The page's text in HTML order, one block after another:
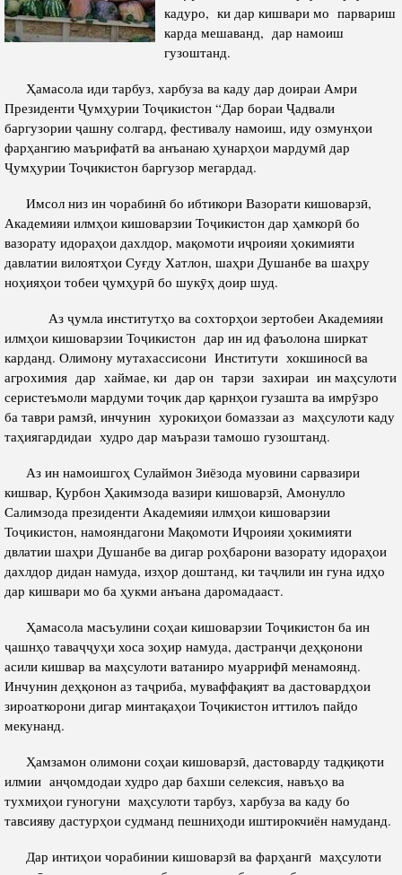
Салоҳият
Тарҷумаи ҳол
Мақолаҳо
Хадамоти матбуот
Сохтори Институт
Роҳбарон ва кормандон
кадуро, ки дар кишвари мо парвариш
карда мешаванд, дар намоиш
гузоштанд.
Ҳамасола иди тарбуз, харбуза ва каду дар доираи Амри
Президенти Ҷумҳурии Тоҷикистон “Дар бораи Ҷадвали
баргузории ҷашну солгард, фестивалу намоиш, иду озмунҳои
фарҳангию маърифатӣ ва анъанаю ҳунарҳои мардумӣ дар
Ҷумҳурии Тоҷикистон баргузор мегардад.
Имсол низ ин чорабинӣ бо ибтикори Вазорати кишоварзӣ,
Академияи илмҳои кишоварзии Тоҷикистон дар ҳамкорӣ бо
вазорату идораҳои дахлдор, мақомоти иҷроияи ҳокимияти
давлатии вилоятҳои Суғду Хатлон, шаҳри Душанбе ва шаҳру
ноҳияҳои тобеи ҷумҳурӣ бо шукӯҳ доир шуд.
Аз ҷумла институтҳо ва сохторҳои зертобеи Академияи
илмҳои кишоварзии Тоҷикистон дар ин ид фаъолона ширкат
карданд. Олимону мутахассисони Институти хокшиносӣ ва
агрохимия дар хаймае, ки дар он тарзи захираи ин маҳсулоти
серистеъмоли мардуми тоҷик дар қарнҳои гузашта ва имрӯзро
ба таври рамзӣ, инчунин хурокиҳои бомаззаи аз маҳсулоти каду
таҳиягардидаи худро дар маърази тамошо гузоштанд.
Аз ин намоишгоҳ Сулаймон Зиёзода муовини сарвазири
кишвар, Қурбон Ҳакимзода вазири кишоварзӣ, Амонулло
Салимзода президенти Академияи илмҳои кишоварзии
Тоҷикистон, намояндагони Мақомоти Иҷроияи ҳокимияти
двлатии шаҳри Душанбе ва дигар роҳбарони вазорату идораҳои
дахлдор дидан намуда, изҳор доштанд, ки таҷлили ин гуна идҳо
дар кишвари мо ба ҳукми анъана даромадааст.
Ҳамасола масъулини соҳаи кишоварзии Тоҷикистон ба ин
ҷашнҳо таваҷҷуҳи хоса зоҳир намуда, дастранҷи деҳқонони
асили кишвар ва маҳсулоти ватаниро муаррифӣ менамоянд.
Инчунин деҳқонон аз таҷриба, муваффақият ва дастовардҳои
зироаткорони дигар минтақаҳои Тоҷикистон иттилоъ пайдо
мекунанд.
Ҳамзамон олимони соҳаи кишоварзӣ, дастоварду тадқиқоти
илмии анҷомдодаи худро дар бахши селексия, навъҳо ва
тухмиҳои гуногуни маҳсулоти тарбуз, харбуза ва каду бо
тавсияву дастурҳои судманд пешниҳоди иштирокчиён намуданд.
Дар интиҳои чорабинии кишоварзӣ ва фарҳангӣ маҳсулоти